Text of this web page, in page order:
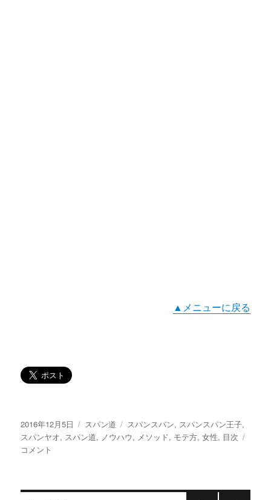
▲メニューに戻る
投
稿
日:
2016年12月5日
カ
テ
スパン道
タ
グ
スパンスパン, スパンスパン王子,
スパンヤオ, スパン道, ノウハウ, メソッド, モテ方,女性, 目次
百
コメント